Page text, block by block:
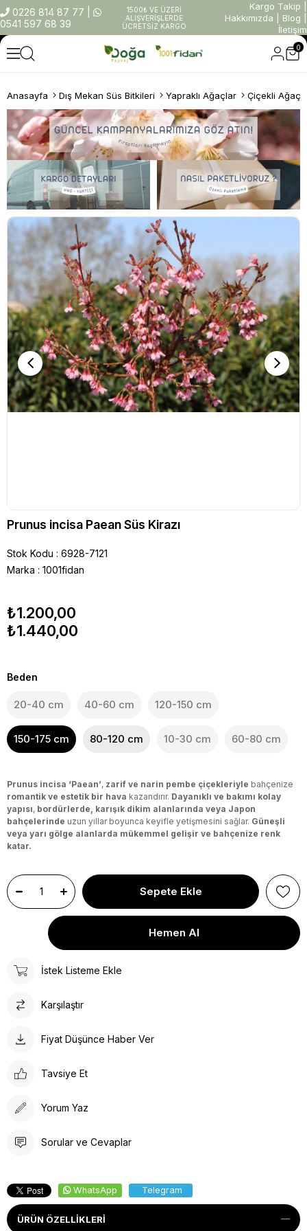
0226 814 87 77
0541 597 68 39
1500₺ VE ÜZERİ
ALIŞVERİŞLERDE
ÜCRETSİZ KARGO
Kargo Takip
Hakkımızda
Blog
İletişim
0
Anasayfa Dış Mekan Süs Bitkileri Yapraklı Ağaçlar Çiçekli
Prunus incisa Paean Süs Kirazı
Stok Kodu
6928-7121
Marka : 1001fidan
₺1.200,00
₺1.440,00
Beden
20-40 cm 40-60 cm 120-150 cm
150-175 cm 80-120 cm 10-30 cm 60-80 cm
Prunus incisa ‘Paean’, zarif ve narin pembe çiçekleriyle bahçenize
romantik ve estetik bir hava kazandırır. Dayanıklı ve bakımı kolay
yapısı, bordürlerde, karışık dikim alanlarında veya Japon
bahçelerinde uzun yıllar boyunca keyifle yetişmesini sağlar. Güneşli
veya yarı gölge alanlarda mükemmel gelişir ve bahçenize renk
katar.
İstek Listeme Ekle
Karşılaştır
Fiyat Düşünce Haber Ver
Tavsiye Et
Yorum Yaz
Sorular ve Cevaplar
WhatsApp Telegram
ÜRÜN ÖZELLIKLERI